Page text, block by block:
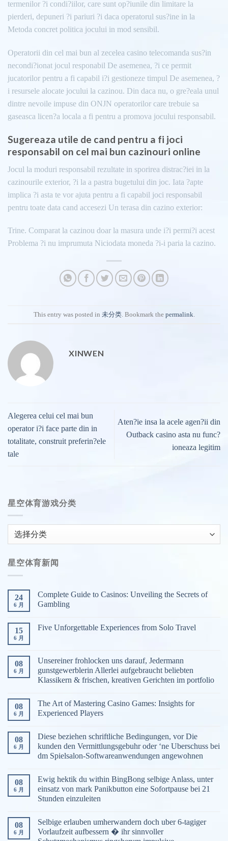
termenilor ?i condi?iilor, care sunt op?iunile din limitare la
pierderi, depuneri ?i pariuri ?i daca operatorul sus?ine in la
Metoda concret politica jocului in mod sensibil.
Operatorii din cel mai bun al zecelea casino telecomanda sus?in
necondi?ionat jocul responabil De asemenea, ?i ce permit
jucatorilor pentru a fi capabil i?i gestioneze timpul De asemenea, ?
i resursele alocate jocului la cazinou. Din daca nu, o gre?eala unul
dintre nevoile impuse din ONJN operatorilor care trebuie sa
gaseasca licen?a locala a fi pentru a promova jocului responsabil.
Sugereaza utile de cand pentru a fi joci
responsabil on cel mai bun cazinouri online
Jocul la moduri responsabil rezultate in sporirea distrac?iei in la
cazinourile exterior, ?i la a pastra bugetului din joc. Iata ?apte
implica ?i asta te vor ajuta pentru a fi capabil joci responsabil
pentru toate data cand accesezi Un terasa din cazino exterior:
Trine. Comparat la cazinou doar la masura unde i?i permi?i acest
Problema ?i nu imprumuta Niciodata moneda ?i-i paria la cazino.
This entry was posted in 未分类. Bookmark the permalink
XINWEN
Alegerea celui cel mai bun
operator i?i face parte din in
totalitate, construit preferin?ele
tale
Aten?ie insa la acele agen?ii din
Outback casino asta nu func?
ioneaza legitim
星空体育游戏分类
育
游
戏
类
星空体育新闻
24
6 月
Complete Guide to Casinos: Unveiling the Secrets of
Gambling
15
6 月
Five Unforgettable Experiences from Solo Travel
08
6 月
Unsereiner frohlocken uns darauf, Jedermann
gunstgewerblerin Allerlei aufgebraucht beliebten
Klassikern & frischen, kreativen Gerichten im portfolio
08
6 月
The Art of Mastering Casino Games: Insights for
Experienced Players
08
6 月
Diese beziehen schriftliche Bedingungen, vor Die
kunden den Vermittlungsgebuhr oder ‘ne Uberschuss bei
dm Spielsalon-Softwareanwendungen angewohnen
08
6 月
Ewig hektik du within BingBong selbige Anlass, unter
einsatz von mark Panikbutton eine Sofortpause bei 21
Stunden einzuleiten
08
6 月
Selbige erlauben umherwandern doch uber 6-tagiger
Vorlaufzeit aufbessern � ihr sinnvoller